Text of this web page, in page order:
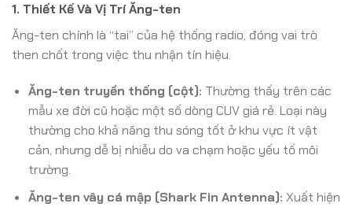
1. Thiết Kế Và Vị Trí Ăng-ten
Ăng-ten chính là “tai” của hệ thống radio, đóng vai trò
then chốt trong việc thu nhận tín hiệu.
Ăng-ten truyền thống (cột): Thường thấy trên các
mẫu xe đời cũ hoặc một số dòng CUV giá rẻ. Loại này
thường cho khả năng thu sóng tốt ở khu vực ít vật
cản, nhưng dễ bị nhiễu do va chạm hoặc yếu tố môi
trường.
Ăng-ten vây cá mập (Shark Fin Antenna): Xuất hiện